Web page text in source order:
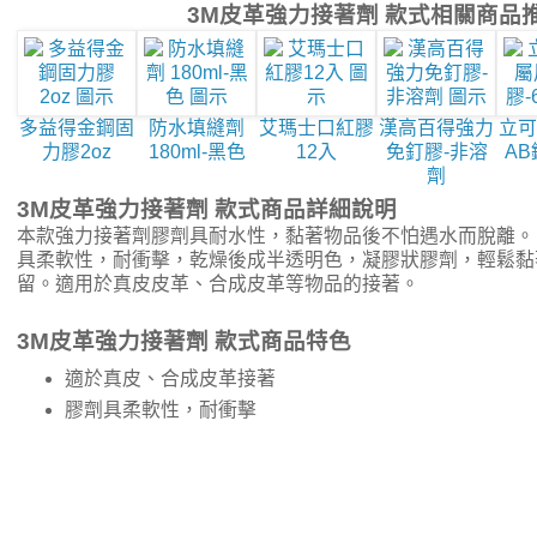
3M皮革強力接著劑 款式相關商品
多益得金鋼固
力膠2oz
防水填縫劑
180ml-黑色
艾瑪士口紅膠
12入
漢高百得強力
免釘膠-非溶
劑
立
AB
3M皮革強力接著劑 款式商品詳細說明
本款強力接著劑膠劑具耐水性，黏著物品後不怕遇水而脫離。
具柔軟性，耐衝擊，乾燥後成半透明色，凝膠狀膠劑，輕鬆
留。適用於真皮皮革、合成皮革等物品的接著。
3M皮革強力接著劑 款式商品特色
適於真皮、合成皮革接著
膠劑具柔軟性，耐衝擊